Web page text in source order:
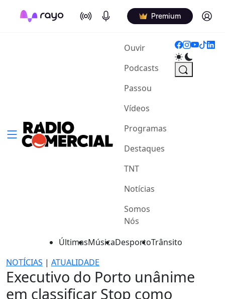
On Air Podcasts Premium Log in
Ouvir(current)
Podcasts
Passou
Vídeos
Programas
Destaques
TNT
Notícias
Somos
Nós
ÚltimasMúsicaDesportoTrânsito
NOTÍCIAS | ATUALIDADE
Executivo do Porto unânime
em classificar Stop como